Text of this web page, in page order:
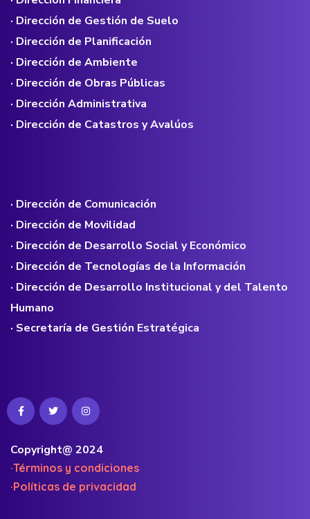
· Dirección de Gestión de Suelo
· Dirección de Planificación
· Dirección de Ambiente
· Dirección de Obras Públicas
· Dirección Administrativa
· Dirección de Catastros y Avalúos
· Dirección de Comunicación
· Dirección de Movilidad
· Dirección de Desarrollo Social y Económico
· Dirección de Tecnologías de la Información
· Dirección de Desarrollo Institucional y del Talento
Humano
· Secretaría de Gestión Estratégica
Copyright@ 2024
·Términos y condiciones
·Políticas de privacidad